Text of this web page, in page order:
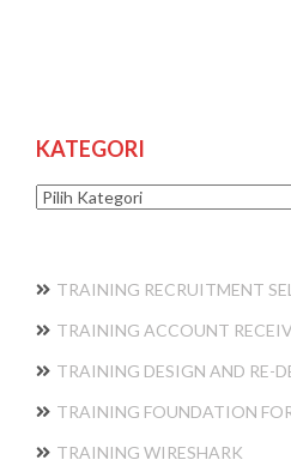
KATEGORI
Kategori
TRAINING RECRUITMENT
TRAINING ACCOUNT
TRAINING DESIGN AND RE-
TRAINING FOUNDATION
TRAINING WIRESHARK